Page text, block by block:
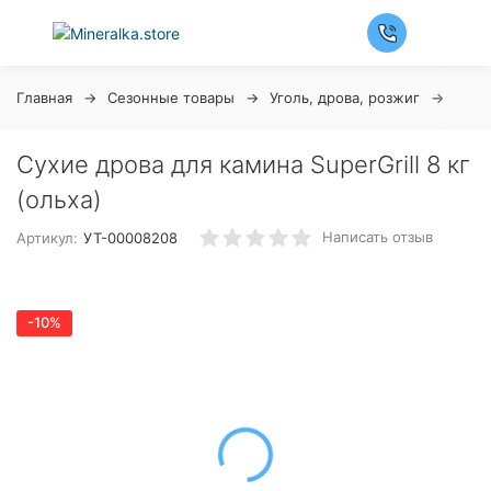
Главная Сезонные товары Уголь, дрова, розжиг
Сухие дрова для камина SuperGrill 8 кг
(ольха)
Артикул: УТ-00008208 Написать отзыв
-10%